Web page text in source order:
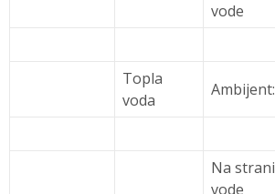
vode
Topla
voda
Ambijent:
Na strani
vode